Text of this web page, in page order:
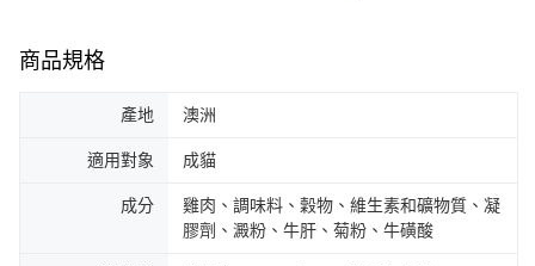
商品規格
產地 澳洲
適用對象 成貓
成分
雞肉、調味料、穀物、維生素和礦物質、凝
膠劑、澱粉、牛肝、菊粉、牛磺酸